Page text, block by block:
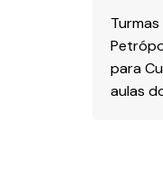
para
aulas